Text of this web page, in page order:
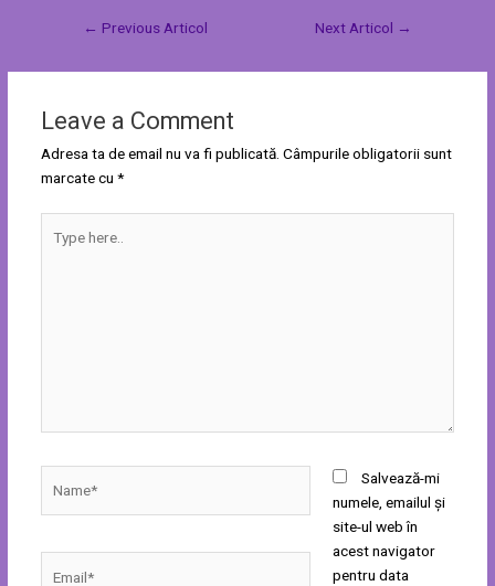
← Previous Articol Next Articol →
Leave a Comment
Adresa ta de email nu va fi publicată. Câmpurile obligatorii sunt
marcate cu *
here..
Salvează-mi
numele, emailul și
site-ul web în
acest navigator
pentru data